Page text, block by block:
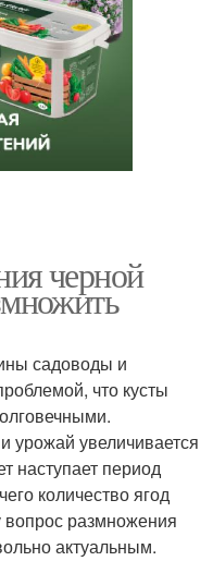
черной
садоводы и
что кусты
урожай увеличивается
наступает период
количество ягод
размножения
актуальным.